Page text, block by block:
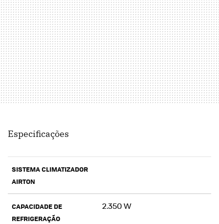
Especificações
SISTEMA CLIMATIZADOR
AIRTON
CAPACIDADE DE
REFRIGERAÇÃO
2.350 W